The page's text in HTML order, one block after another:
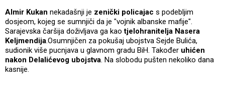
Almir Kukan nekadašnji je zenički policajac s podebljim
dosjeom, kojeg se sumnjiči da je "vojnik albanske mafije".
Sarajevska čaršija doživljava ga kaotjelohranitelja Nasera
Keljmendija.Osumnjičen za pokušaj ubojstva Sejde Bulića,
sudionik više pucnjava u glavnom gradu BiH. Također uhićen
nakon Delalićevog ubojstva. Na slobodu pušten nekoliko dana
kasnije.